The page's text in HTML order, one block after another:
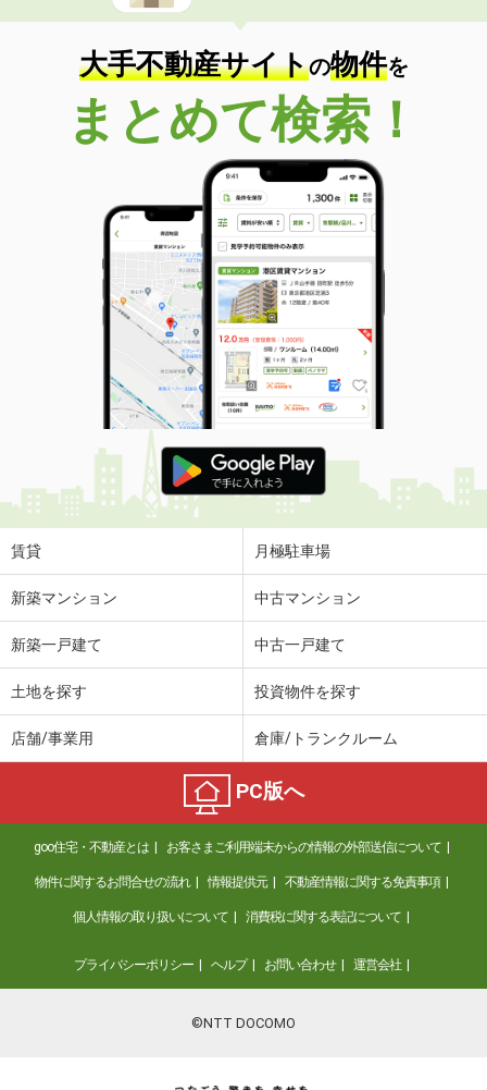
大手不動産サイトの物件を
まとめて検索！
賃貸 月極駐車場
新築マンション 中古マンション
新築一戸建て 中古一戸建て
土地を探す 投資物件を探す
店舗/事業用 倉庫/トランクルーム
PC版へ
goo住宅・不動産とは お客さまご利用端末からの情報の外部送信について
物件に関するお問合せの流れ 情報提供元 不動産情報に関する免責事項
個人情報の取り扱いについて 消費税に関する表記について
プライバシーポリシー ヘルプ お問い合わせ 運営会社
©NTT DOCOMO